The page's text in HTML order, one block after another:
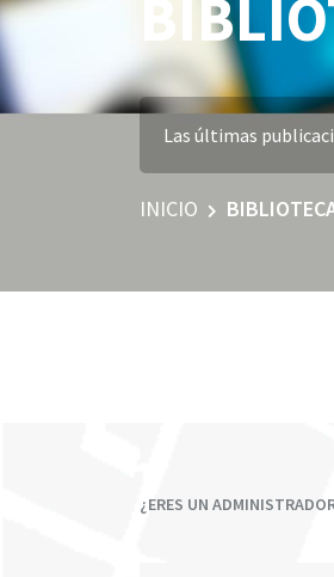
Las últimas
INICIO
¿ERES UN